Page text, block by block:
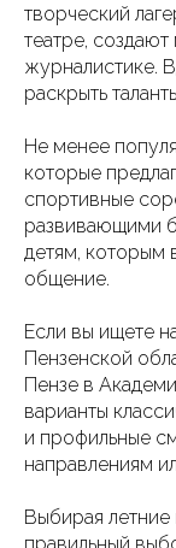
творческий
театре,
журналистике.
раскрыть
Не менее
которые
спортивные
развивающими
детям, которым
общение.
Если вы ищете
Пензенской
Пензе в
варианты
и профильные
направлениям
Выбирая